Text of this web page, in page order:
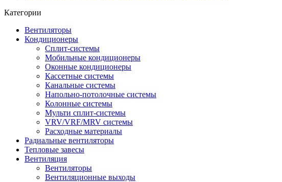
Категории
Вентиляторы
Кондиционеры
Сплит-системы
Мобильные кондиционеры
Оконные кондиционеры
Кассетные системы
Канальные системы
Напольно-потолочные системы
Колонные системы
Мульти сплит-системы
VRV/VRF/MRV системы
Расходные материалы
Радиальные вентиляторы
Тепловые завесы
Вентиляция
Вентиляторы
Вентиляционные выходы